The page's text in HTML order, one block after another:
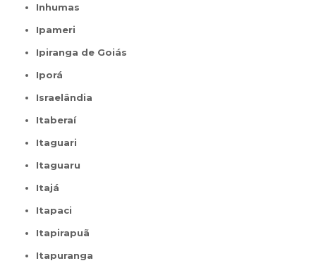
Inhumas
Ipameri
Ipiranga de Goiás
Iporá
Israelândia
Itaberaí
Itaguari
Itaguaru
Itajá
Itapaci
Itapirapuã
Itapuranga